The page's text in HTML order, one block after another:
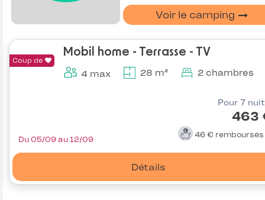
Voir le camping
Coup de
Mobil home - Terrasse - TV
4 max 28 m² 2 chambres
Pour 7
463
46 € remboursés
Détails
Du 05/09 au 12/09